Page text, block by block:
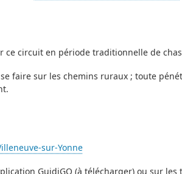
ce circuit en période traditionnelle de
faire sur les chemins ruraux ; toute
sur-Yonne
GuidiGO (à télécharger) ou sur les